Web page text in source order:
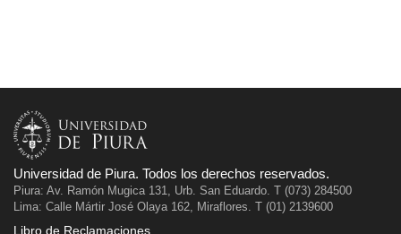
Universidad de Piura. Todos los derechos reservados.
Piura: Av. Ramón Mugica 131, Urb. San Eduardo. T (073) 284500
Lima: Calle Mártir José Olaya 162, Miraflores. T (01) 2139600
Libro de Reclamaciones